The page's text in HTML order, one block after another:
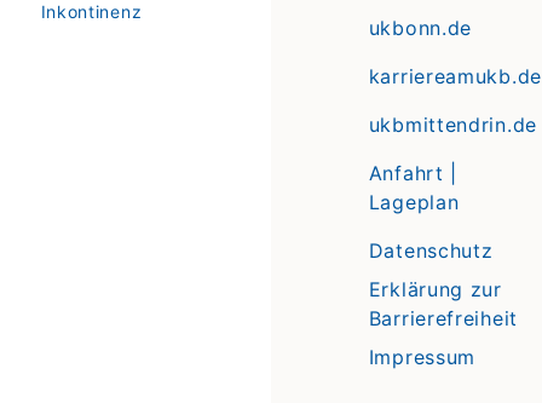
Inkontinenz
ukbonn.de
karriereamukb.de
ukbmittendrin.de
Anfahrt |
Lageplan
Datenschutz
Erklärung zur
Barrierefreiheit
Impressum